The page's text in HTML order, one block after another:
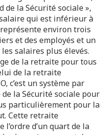
de la Sécurité sociale »,
qui est inférieur à
environ trois
et des employés et un
salaires plus élevés.
de la retraite pour tous
de la retraite
c’est un système par
la Sécurité sociale pour
particulièrement pour la
Cette retraite
d’un quart de la